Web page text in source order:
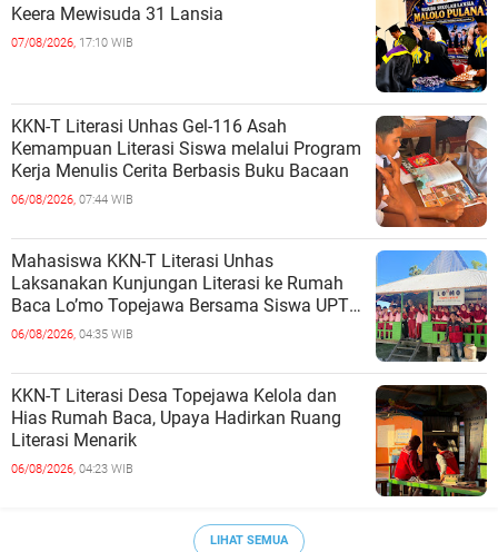
Keera Mewisuda 31 Lansia
07/08/2026, 17:10 WIB
KKN-T Literasi Unhas Gel-116 Asah
Kemampuan Literasi Siswa melalui Program
Kerja Menulis Cerita Berbasis Buku Bacaan
06/08/2026, 07:44 WIB
Mahasiswa KKN-T Literasi Unhas
Laksanakan Kunjungan Literasi ke Rumah
Baca Lo’mo Topejawa Bersama Siswa UPT
SDN 66 Kajang
06/08/2026, 04:35 WIB
KKN-T Literasi Desa Topejawa Kelola dan
Hias Rumah Baca, Upaya Hadirkan Ruang
Literasi Menarik
06/08/2026, 04:23 WIB
LIHAT SEMUA